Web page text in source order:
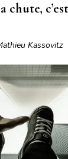
chute,
Kassovitz